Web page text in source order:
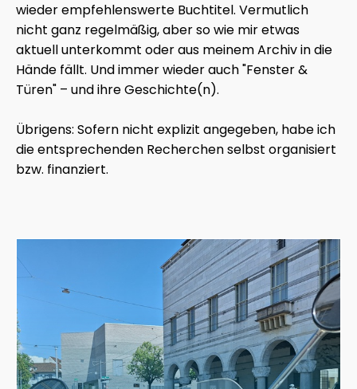
wieder empfehlenswerte Buchtitel. Vermutlich
nicht ganz regelmäßig, aber so wie mir etwas
aktuell unterkommt oder aus meinem Archiv in die
Hände fällt. Und immer wieder auch "Fenster &
Türen" – und ihre Geschichte(n).
Übrigens: Sofern nicht explizit angegeben, habe ich
die entsprechenden Recherchen selbst organisiert
bzw. finanziert.